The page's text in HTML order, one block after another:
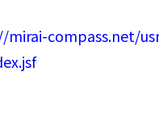
mirai-compass.net/